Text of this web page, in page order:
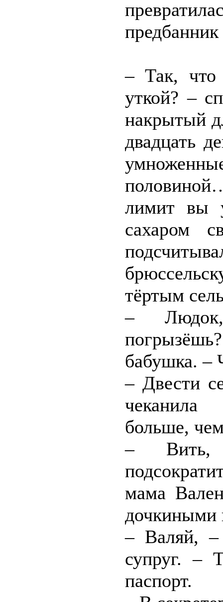
– Так, что
уткой? –
накрытый
двадцать
лимит вы
сахаром
тёртым
–
бабушка. –
– Двести
больше,
– Вить,
мама
дочкиными
– Валяй, –
супруг. –
паспорт.